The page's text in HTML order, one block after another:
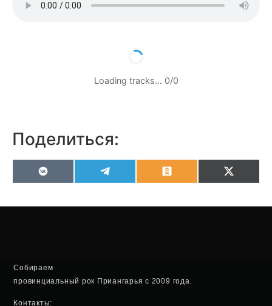
Loading tracks… 0/0
Поделиться:
VK OdnoklassnikiX
Собираем
провинциальный рок Приангарья с 2009 года.
Контакты: